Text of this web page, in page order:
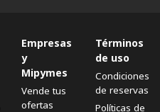
Empresas
y
Mipymes
Vende tus
ofertas
Términos
de uso
Condiciones
de reservas
Políticas de